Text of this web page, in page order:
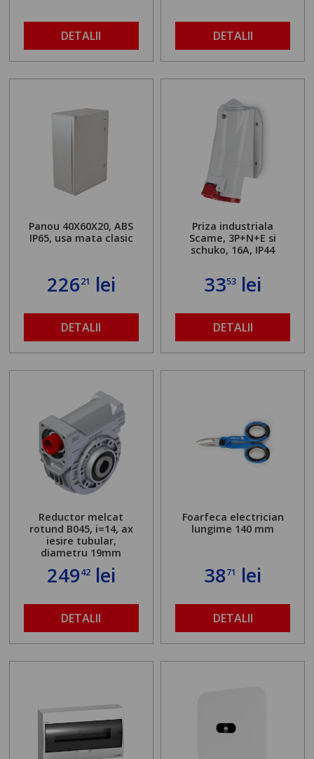
DETALII DETALII
Panou 40X60X20, ABS
IP65, usa mata clasic
22621 lei
DETALII
Priza industriala
Scame, 3P+N+E si
schuko, 16A, IP44
3353 lei
DETALII
Reductor melcat
rotund B045, i=14, ax
iesire tubular,
diametru 19mm
24942lei
DETALII
Foarfeca electrician
lungime 140 mm
3871 lei
DETALII